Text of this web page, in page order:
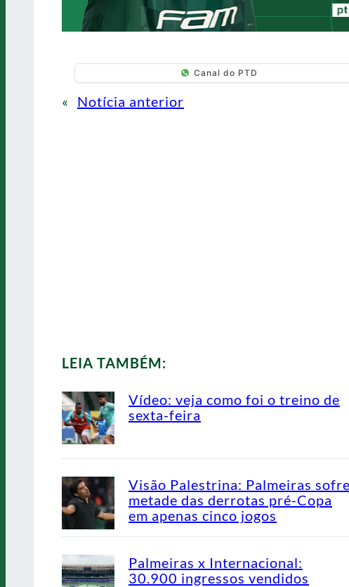
Canal do PTD
« Notícia anterior
LEIA TAMBÉM:
Vídeo: veja como foi o treino de
sexta-feira
Visão Palestrina: Palmeiras sofre
metade das derrotas pré-Copa
em apenas cinco jogos
Palmeiras x Internacional:
30.900 ingressos vendidos